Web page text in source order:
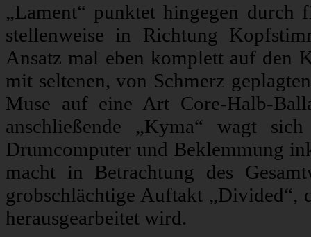
„Lament“ punktet hingegen durch
stellenweise in Richtung
Ansatz mal eben komplett auf den
mit seltenen, von Schmerz
Muse auf eine Art Core-Halb-
anschließende „Kyma“ wagt
Drumcomputer und Beklemmung
macht in Betrachtung des
grobschlächtige Auftakt „Divided“,
herausgearbeitet wird.